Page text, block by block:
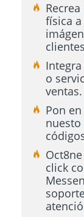
física
o
ventas.
Pon
click